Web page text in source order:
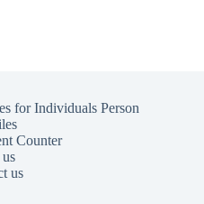
for Individuals Person
Counter
us